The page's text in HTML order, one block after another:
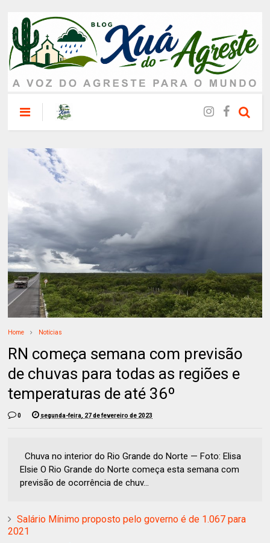
Home Notícias
RN começa semana com previsão
de chuvas para todas as regiões e
temperaturas de até 36º
0 segunda-feira, 27 de fevereiro de 2023
Chuva no interior do Rio Grande do Norte — Foto: Elisa
Elsie O Rio Grande do Norte começa esta semana com
previsão de ocorrência de chuv...
Salário Mínimo proposto pelo governo é de 1.067 para
2021